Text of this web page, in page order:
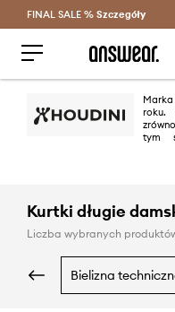
FINAL SALE % Szczegóły
Marka
roku.
tym
Kurtki długie
Liczba wybranych
bielizna